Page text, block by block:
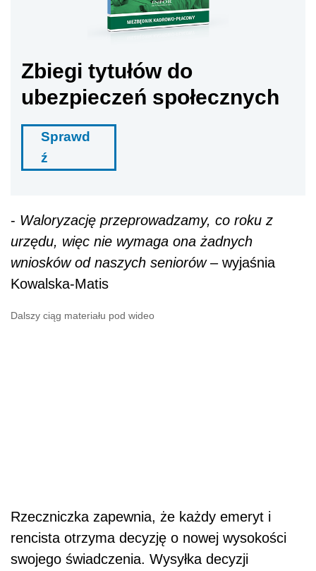
Zbiegi tytułów do
ubezpieczeń społecznych
Sprawd
ź
- Waloryzację przeprowadzamy, co roku z
urzędu, więc nie wymaga ona żadnych
wniosków od naszych seniorów– wyjaśnia
Kowalska-Matis
Dalszy ciąg materiału pod wideo
Rzeczniczka zapewnia, że każdy emeryt i
rencista otrzyma decyzję o nowej wysokości
swojego świadczenia. Wysyłka decyzji